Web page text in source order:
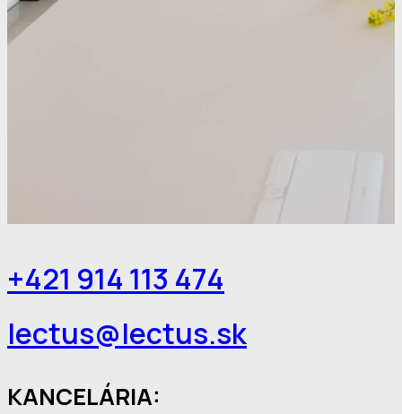
+421 914 113 474
lectus@lectus.sk
KANCELÁRIA: